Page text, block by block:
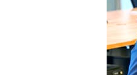
الدولي